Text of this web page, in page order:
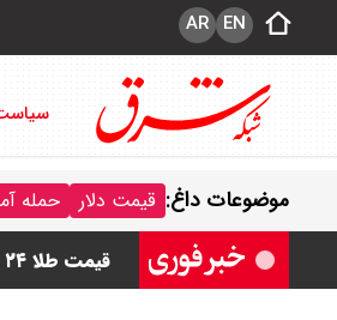
EN
AR
موضوعات داغ: قیمت دلار حمله
قیمت دینار عراق امروز جمعه
قیمت سکه امامی امروز جمعه
قیمت طلا ۲۴ عیار امروز جمعه ۱۶ مرداد ۱۴۰۵/ صعود طلا ادامه‌دار شد